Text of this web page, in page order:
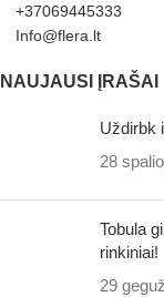
+37069445333
Info@flera.lt
NAUJAUSI ĮRAŠAI
Uždirbk
28
Tobula
rinkiniai!
29